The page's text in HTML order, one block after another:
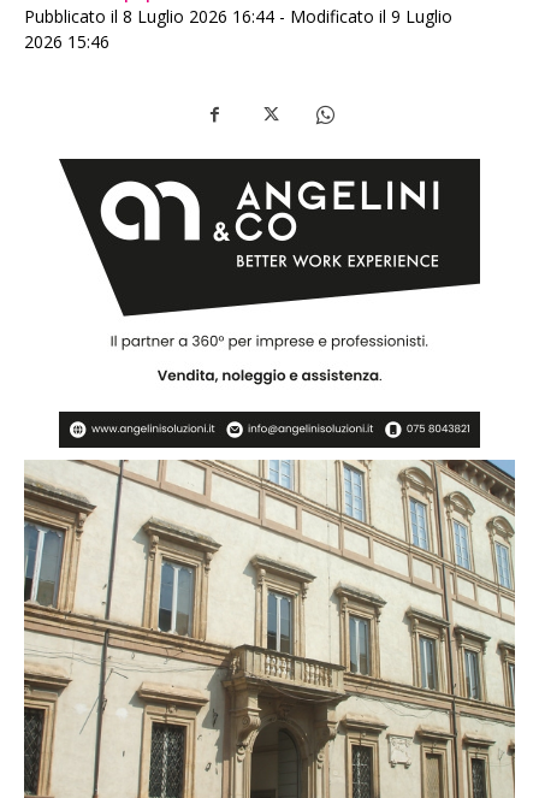
Pubblicato il 8 Luglio 2026 16:44 - Modificato il 9 Luglio
2026 15:46